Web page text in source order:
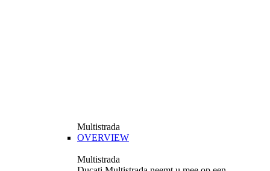
Multistrada
OVERVIEW
Multistrada